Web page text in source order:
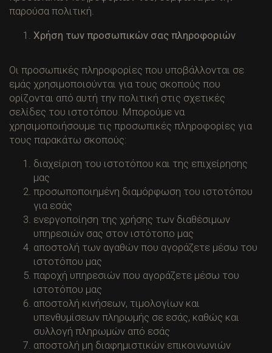
παρούσα πολιτική.
Χρήση των προσωπικών σας πληροφοριών
Οι προσωπικές πληροφορίες που υποβάλλονται σε
εμάς χρησιμοποιούνται για τους σκοπούς που
ορίζονται από αυτή την πολιτική στις σχετικές
σελίδες του ιστοτόπου. Μπορούμε να
χρησιμοποιήσουμε τις προσωπικές πληροφορίες για
τους παρακάτω σκοπούς:
διαχείριση του ιστοτόπου και της επιχείρησης
μας
προσωποποιημένη διαμόρφωση του ιστοτόπου
για εσάς
ενεργοποίηση της χρήσης των διαθέσιμων
υπηρεσιών σας στον ιστότοπο μας
αποστολή των αγαθών που αγοράζετε μέσω του
ιστοτόπου μας
παροχή υπηρεσιών που αγοράζετε μέσω του
ιστοτόπου μας
αποστολή κινήσεων, τιμολογίων και
υπενθυμίσεων πληρωμής σε εσάς, καθώς και
συλλογή πληρωμών από εσάς
αποστολή μη διαφημιστικών επικοινωνιών